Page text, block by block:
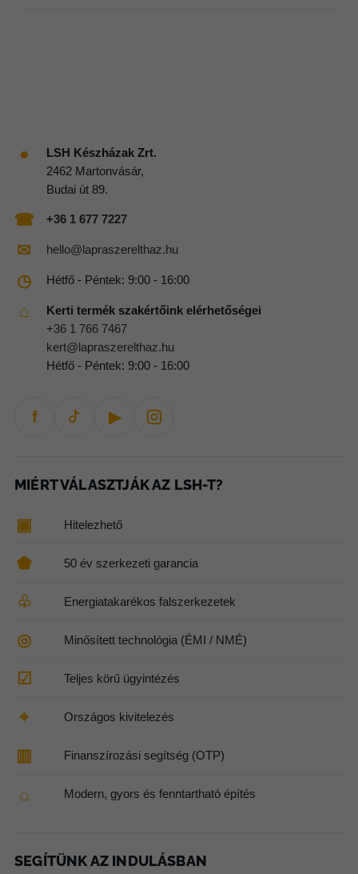
●
LSH Készházak Zrt.
2462 Martonvásár,
Budai út 89.
☎ +36 1 677 7227
✉ hello@lapraszerelthaz.hu
◷ Hétfő - Péntek: 9:00 - 16:00
⌂
Kerti termék szakértőink elérhetőségei
+36 1 766 7467
kert@lapraszerelthaz.hu
Hétfő - Péntek: 9:00 - 16:00
f ▶
MIÉRT VÁLASZTJÁK AZ LSH-T?
▣ Hitelezhető
⬟ 50 év szerkezeti garancia
♧ Energiatakarékos falszerkezetek
◎ Minősített technológia (ÉMI / NMÉ)
☑ Teljes körű ügyintézés
⌖ Országos kivitelezés
▥ Finanszírozási segítség (OTP)
⌂ Modern, gyors és fenntartható építés
SEGÍTÜNK AZ INDULÁSBAN